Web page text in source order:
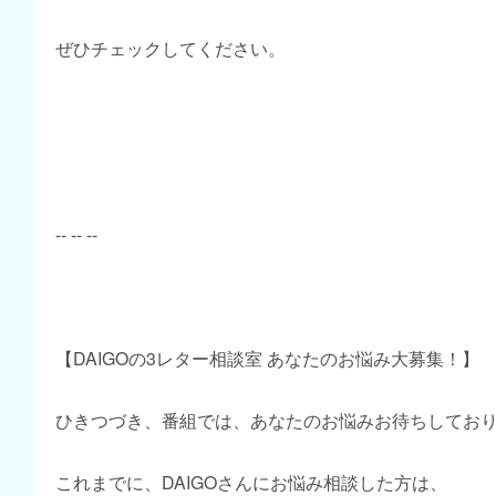
ぜひチェックしてください。
-- -- --
【DAIGOの3レター相談室 あなたのお悩み大募集！】
ひきつづき、番組では、あなたのお悩みお待ちしてお
これまでに、DAIGOさんにお悩み相談した方は、